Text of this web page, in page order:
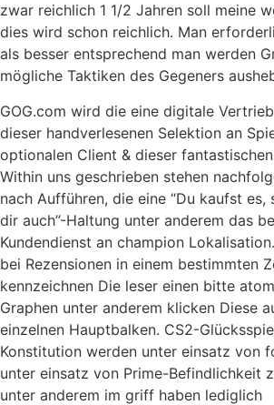
zwar reichlich 1 1/2 Jahren soll meine
dies wird schon reichlich. Man
als besser entsprechend man werden
mögliche Taktiken des Gegeners
GOG.com wird die eine digitale
dieser handverlesenen Selektion an
optionalen Client & dieser
Within uns geschrieben stehen
nach Aufführen, die eine “Du kaufst
dir auch”-Haltung unter anderem das
Kundendienst an champion
bei Rezensionen in einem bestimmten
kennzeichnen Die leser einen bitte
Graphen unter anderem klicken Diese
einzelnen Hauptbalken. CS2-
Konstitution werden unter einsatz von
unter einsatz von Prime-Befindlichkeit
unter anderem im griff haben lediglich